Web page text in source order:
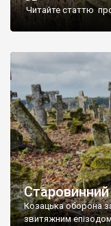
Читайте статтю про
Старовинний
Козацька оборона
звитяжним епізодом